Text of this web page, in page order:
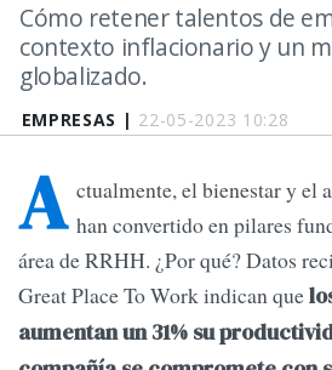
EMPRESAS | 22-05-2023 10:28
Cómo retener talentos de
contexto inflacionario y un
globalizado.
A ctualmente, el bienestar y el
han convertido en pilares
área de RRHH. ¿Por qué? Datos
Great Place To Work indican que
aumentan un 31% su